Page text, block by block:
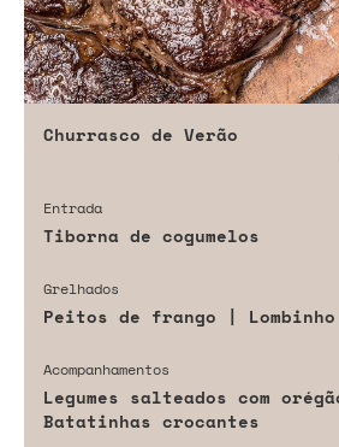
Churrasco de Verão
Entrada
Tiborna de cogumelos
Grelhados
Peitos de frango |
Acompanhamentos
Legumes salteados com
Batatinhas crocantes